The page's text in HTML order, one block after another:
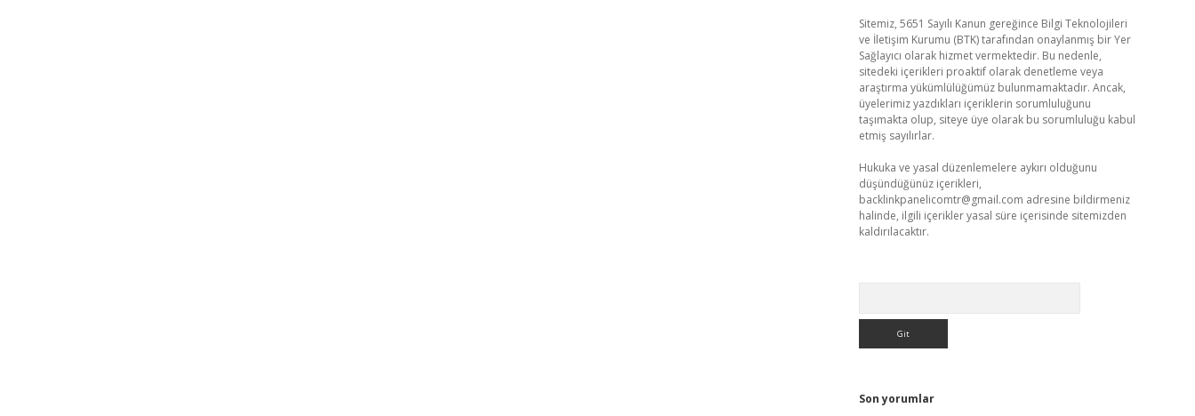
Sitemiz, 5651 Sayılı Kanun gereğince Bilgi Teknolojileri
ve İletişim Kurumu (BTK) tarafından onaylanmış bir Yer
Sağlayıcı olarak hizmet vermektedir. Bu nedenle,
sitedeki içerikleri proaktif olarak denetleme veya
araştırma yükümlülüğümüz bulunmamaktadır. Ancak,
üyelerimiz yazdıkları içeriklerin sorumluluğunu
taşımakta olup, siteye üye olarak bu sorumluluğu kabul
etmiş sayılırlar.
Hukuka ve yasal düzenlemelere aykırı olduğunu
düşündüğünüz içerikleri,
backlinkpanelicomtr@gmail.com adresine bildirmeniz
halinde, ilgili içerikler yasal süre içerisinde sitemizden
kaldırılacaktır.
Son yorumlar